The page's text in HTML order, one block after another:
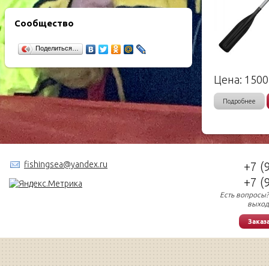
Сообщество
Поделиться…
Цена: 1500
Подробнее
fishingsea@yandex.ru
+7
+7
Есть